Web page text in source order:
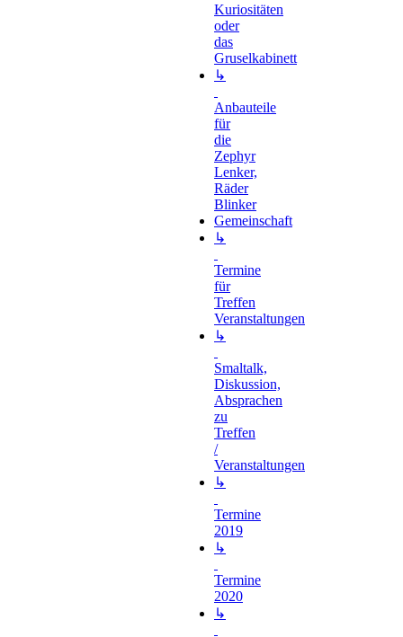
Kuriositäten
oder
das
Gruselkabinett
↳
Anbauteile
für
die
Zephyr
Lenker,
Räder
Blinker
Gemeinschaft
↳
Termine
für
Treffen
Veranstaltungen
↳
Smaltalk,
Diskussion,
Absprachen
zu
Treffen
/
Veranstaltungen
↳
Termine
2019
↳
Termine
2020
↳